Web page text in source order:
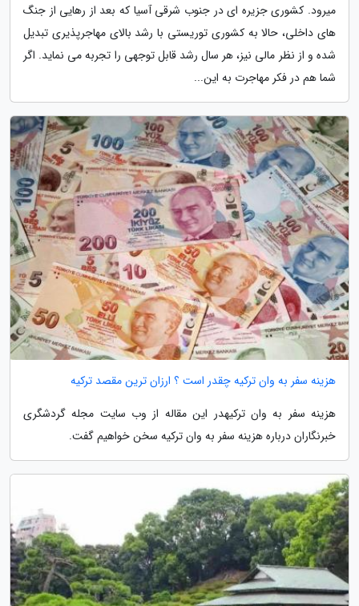
میرود. کشوری جزیره ای در جنوب شرقی آسیا که بعد از رهایی از جنگ
های داخلی، حالا به کشوری توریستی با رشد بالای مهاجرپذیری تبدیل
شده و از نظر مالی نیز، هر سال رشد قابل توجهی را تجربه می نماید. اگر
شما هم در فکر مهاجرت به این...
هزینه سفر به وان ترکیه چقدر است ؟ ارزان ترین مقصد ترکیه
هزینه سفر به وان ترکیهدر این مقاله از وب سایت مجله گردشگری
خبرنگاران درباره هزینه سفر به وان ترکیه سخن خواهیم گفت.